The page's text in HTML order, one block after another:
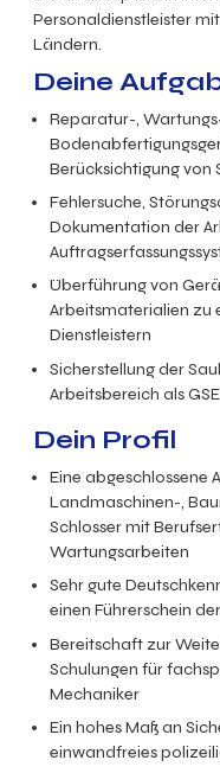
Personaldienstleister
Ländern.
Deine
Reparatur-,
Berücksichtigung von
Fehlersuche,
Dokumentation der
Überführung von
Arbeitsmaterialien zu
Dienstleistern
Sicherstellung der
Arbeitsbereich als
Dein Profil
Eine abgeschlossene
Landmaschinen-,
Schlosser mit
Wartungsarbeiten
Sehr gute
einen Führerschein
Bereitschaft zur
Schulungen für
Mechaniker
Ein hohes Maß an
einwandfreies